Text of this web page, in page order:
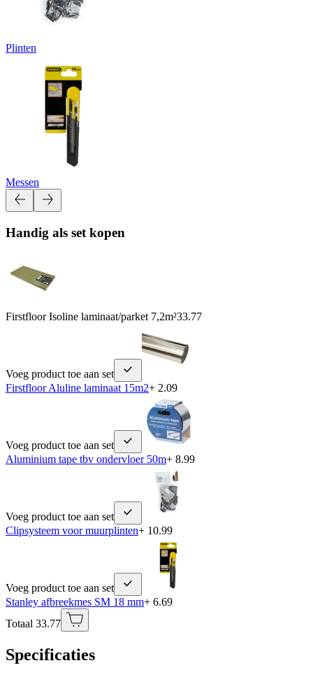
Plinten
Messen
Handig als set kopen
Firstfloor Isoline laminaat/parket 7,2m²33.77
Voeg product toe aan set
Firstfloor Aluline laminaat 15m2+ 2.09
Voeg product toe aan set
Aluminium tape tbv ondervloer 50m+ 8.99
Voeg product toe aan set
Clipsysteem voor muurplinten+ 10.99
Voeg product toe aan set
Stanley afbreekmes SM 18 mm+ 6.69
Totaal 33.77
Specificaties